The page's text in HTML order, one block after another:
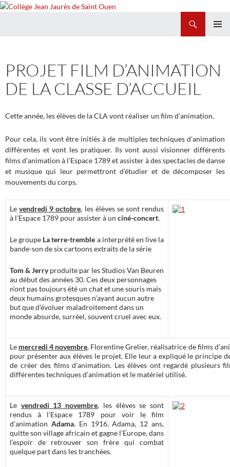
PROJET FILM D’ANIMATION
DE LA CLASSE D’ACCUEIL
Cette année, les élèves de la CLA vont réaliser un film d’animation.
Pour cela, ils vont être initiés à de multiples techniques d’animation
différentes et vont les pratiquer. Ils vont aussi visionner différents
films d’animation à l’Espace 1789 et assister à des spectacles de danse
et musique qui leur permettront d’étudier et de décomposer les
mouvements du corps.
Levendredi 9 octobre, les élèves se sont rendus
à l’Espace 1789 pour assister à un ciné-concert.
Le groupe La terre-tremble a interprété en live la
bande-son de six cartoons extraits de la série
Tom & Jerryproduite par les Studios Van Beuren
au début des années 30. Ces deux personnages
n’ont pas toujours été un chat et une souris mais
deux humains grotesques n’ayant aucun autre
but que d’évoluer maladroitement dans un
monde absurde, surréel, souvent cruel avec eux.
Le mercredi 4 novembre, Florentine Grelier, réalisatrice de films
pour présenter aux élèves le projet. Elle leur a expliqué le principe
de créer des films d’animation. Les élèves ont regardé plusieurs
différentes techniques d’animation et le matériel utilisé.
Le vendredi 13 novembre, les élèves se sont
rendus à l’Espace 1789 pour voir le film
d’animation Adama. En 1916, Adama, 12 ans,
quitte son village africain et gagne l’Europe, dans
l’espoir de retrouver son frère qui combat
quelque part dans les tranchées.